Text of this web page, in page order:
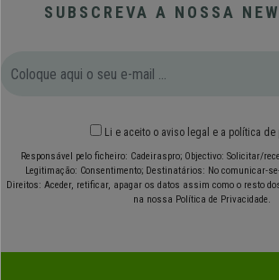
SUBSCREVA A NOSSA
Li e aceito o aviso legal e a política
Responsável pelo ficheiro: Cadeiraspro; Objectivo: Solicitar/
Legitimação: Consentimento; Destinatários: No comunicar-
Direitos: Aceder, retificar, apagar os datos assim como o resto
na nossa Política de Privacidade.